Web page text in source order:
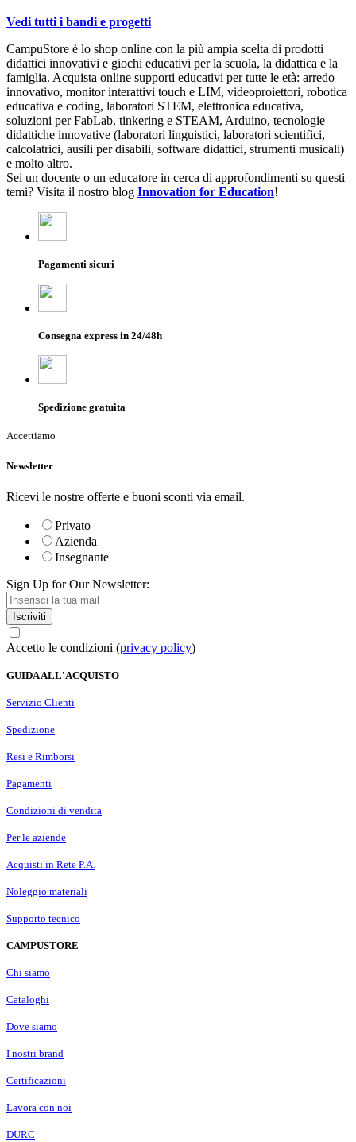
Vedi tutti i bandi e progetti
CampuStore è lo shop online con la più ampia scelta di prodotti
didattici innovativi e giochi educativi per la scuola, la didattica e la
famiglia. Acquista online supporti educativi per tutte le età: arredo
innovativo, monitor interattivi touch e LIM, videoproiettori, robotica
educativa e coding, laboratori STEM, elettronica educativa,
soluzioni per FabLab, tinkering e STEAM, Arduino, tecnologie
didattiche innovative (laboratori linguistici, laboratori scientifici,
calcolatrici, ausili per disabili, software didattici, strumenti musicali)
e molto altro.
Sei un docente o un educatore in cerca di approfondimenti su questi
temi? Visita il nostro blog Innovation for Education!
Pagamenti sicuri
Consegna express in 24/48h
Spedizione gratuita
Accettiamo
Newsletter
Ricevi le nostre offerte e buoni sconti via email.
Privato
Azienda
Insegnante
Sign Up for Our Newsletter:
Iscriviti
Accetto le condizioni (privacy policy)
GUIDA ALL'ACQUISTO
Servizio Clienti
Spedizione
Resi e Rimborsi
Pagamenti
Condizioni di vendita
Per le aziende
Acquisti in Rete P.A.
Noleggio materiali
Supporto tecnico
CAMPUSTORE
Chi siamo
Cataloghi
Dove siamo
I nostri brand
Certificazioni
Lavora con noi
DURC